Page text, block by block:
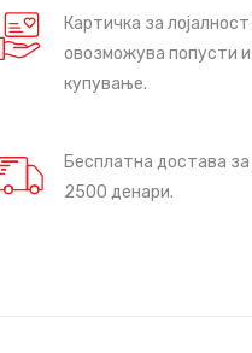
Картичка за лојалност
овозможува попусти
купување.
Бесплатна достава
2500 денари.